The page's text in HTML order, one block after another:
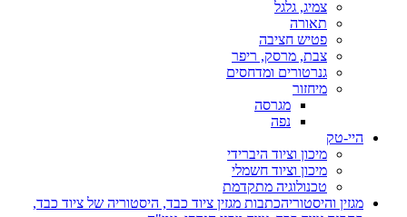
צמיג, גלגל
תאורה
פטיש חציבה
צבת, מרסק, ריפר
גנרטורים ומדחסים
מיחזור
מגרסה
נפה
היי-טק
מיכון וציוד היברידי
מיכון וציוד חשמלי
טכנולוגיה מתקדמת
מגזין והיסטוריהכתבות מגזין ציוד כבד, היסטוריה של ציוד כבד,